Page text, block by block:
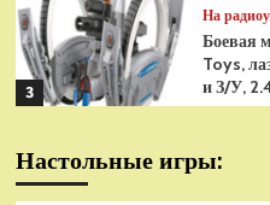
3
На
Боевая
Toys,
и З/У,
Настольные игры: